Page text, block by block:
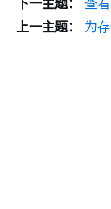
下一主题：
查
上一主题：
为